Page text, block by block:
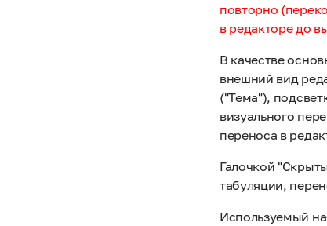
повторно
в редакторе до
В качестве
внешний вид
("Тема"),
визуального
переноса в
Галочкой
табуляции,
Используемый